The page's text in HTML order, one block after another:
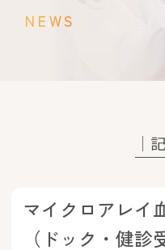
NEWS
│
マイクロアレイ
（ドック・健